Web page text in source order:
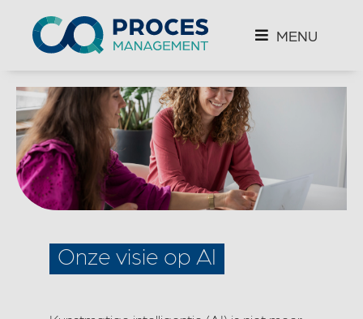
MENU
Onze visie op AI